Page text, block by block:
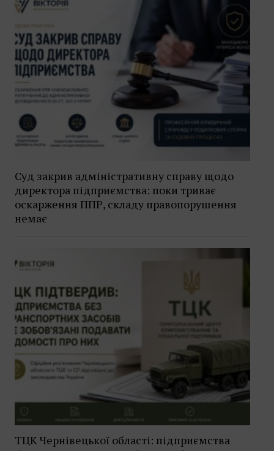
Суд закрив адміністративну справу щодо
директора підприємства: поки триває
оскарження ППР, складу правопорушення
немає
ТЦК Чернівецької області: підприємства